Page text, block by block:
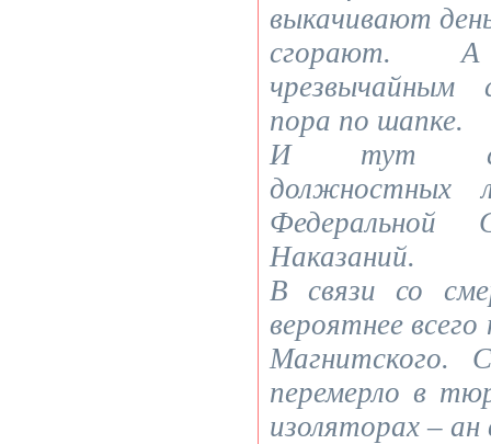
выкачивают
сгорают.
пора по шапке.
И тут
должностных
Федеральной
Наказаний.
В связи со
вероятнее
Магнитского.
перемерло в
изоляторах –